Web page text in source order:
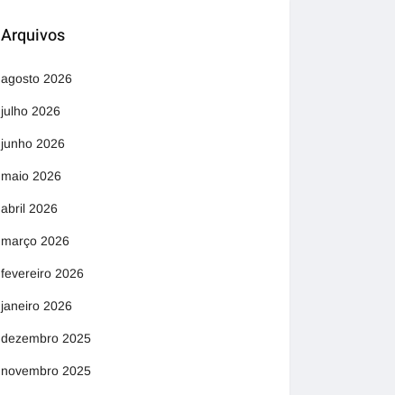
Arquivos
agosto 2026
julho 2026
junho 2026
maio 2026
abril 2026
março 2026
fevereiro 2026
janeiro 2026
dezembro 2025
novembro 2025